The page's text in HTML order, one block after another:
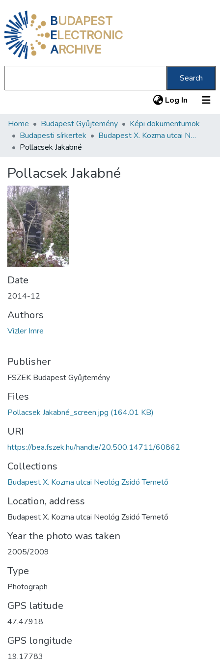
BUDAPEST
ELECTRONIC
ARCHIVE
Search
Log In (current)
Communities & Collections
All of DSpace
About us
Home Budapest Gyűjtemény
Képi dokumentumok
Budapesti sírkertek
Budapest X. Kozma utcai Neológ Zsidó Temető
Pollacsek Jakabné
Pollacsek Jakabné
Date
2014-12
Authors
Vizler Imre
Publisher
FSZEK Budapest Gyűjtemény
Files
Pollacsek Jakabné_screen.jpg (164.01 KB)
URI
https://bea.fszek.hu/handle/20.500.14711/60862
Collections
Budapest X. Kozma utcai Neológ Zsidó Temető
Location, address
Budapest X. Kozma utcai Neológ Zsidó Temető
Year the photo was taken
2005/2009
Type
Photograph
GPS latitude
47.47918
GPS longitude
19.17783